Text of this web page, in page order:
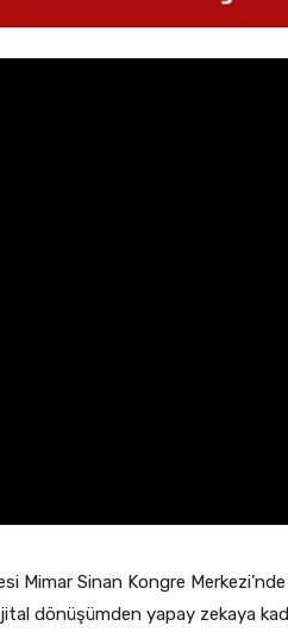
Mimar Sinan Kongre
dönüşümden yapay zekaya